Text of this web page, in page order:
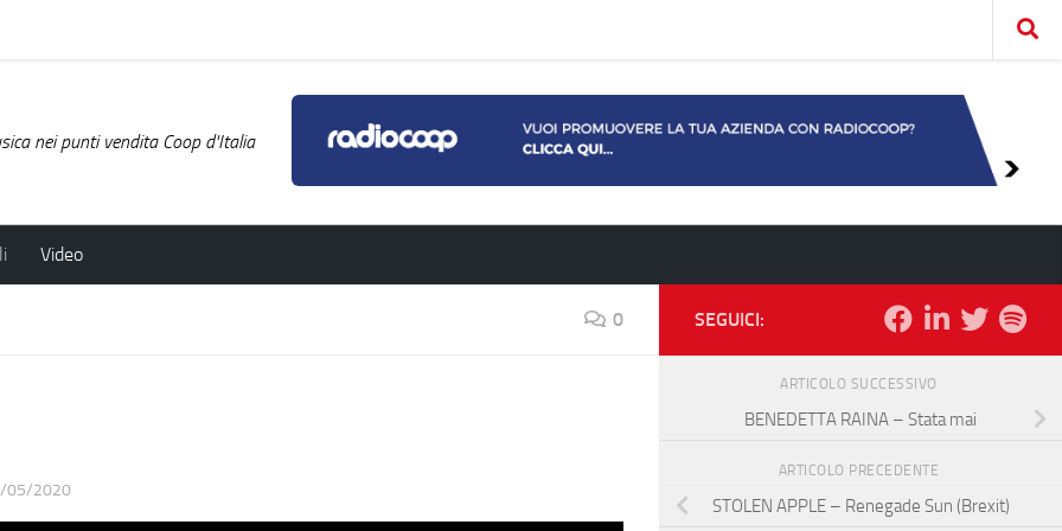
nei punti vendita Coop d'Italia
Video
0
05/2020
SEGUICI:
ARTICOLO SUCCESSIVO
BENEDETTA RAINA – Stata mai
ARTICOLO PRECEDENTE
STOLEN APPLE – Renegade Sun (Brexit)